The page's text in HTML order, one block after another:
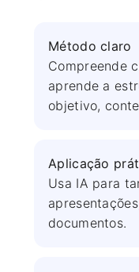
Método claro
Compreende
aprende a
objetivo,
Aplicação
Usa IA para
documentos.